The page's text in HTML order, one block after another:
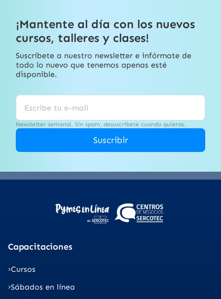
¡Mantente al día con los nuevos
cursos, talleres y clases!
Suscríbete a nuestro newsletter e infórmate de
todo lo nuevo que tenemos apenas esté
disponible.
Newsletter semanal. Sin spam, desuscríbete cuando quieras.
Suscribir
Capacitaciones
Cursos
Sábados en línea